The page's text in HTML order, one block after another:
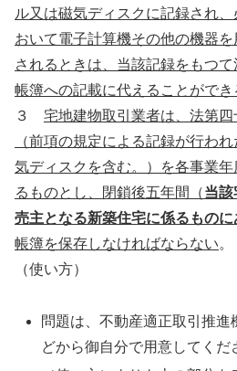
ル又は磁気ディスクに記録され
おいて電子計算機その他の機器
されるときは、当該記録をもつ
帳簿への記載に代えることができ
３ 宅地建物取引業者は、法第
（前項の規定による記録が行わ
気ディスクを含む。）を各事業
るものとし、閉鎖後五年間（当該
売主となる新築住宅に係るもの
帳簿を保存しなければならない。
（使い方）
問題は、不動産適正取引推進
どから御自分で用意してくだ